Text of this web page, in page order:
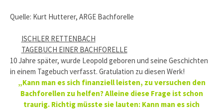
Quelle: Kurt Hutterer, ARGE Bachforelle
ISCHLER RETTENBACH
TAGEBUCH EINER BACHFORELLE
10 Jahre später, wurde Leopold geboren und seine Geschichten
in einem Tagebuch verfasst. Gratulation zu diesen Werk!
„Kann man es sich finanziell leisten, zu versuchen den
Bachforellen zu helfen? Alleine diese Frage ist schon
traurig. Richtig müsste sie lauten: Kann man es sich